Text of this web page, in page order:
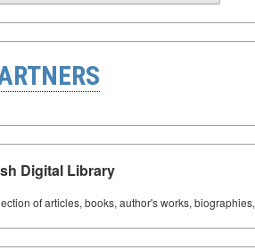
Digital Library
of articles, books, author's works,